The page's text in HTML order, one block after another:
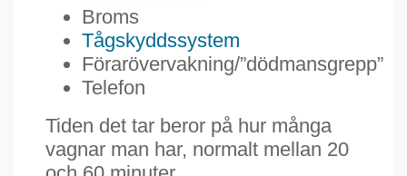
Broms
Tågskyddssystem
Förarövervakning/”dödmansgrepp”
Telefon
Tiden det tar beror på hur många
vagnar man har, normalt mellan 20